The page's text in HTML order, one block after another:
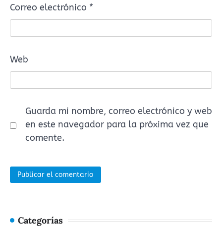
Correo electrónico *
Web
Guarda mi nombre, correo electrónico y web
en este navegador para la próxima vez que
comente.
Categorías